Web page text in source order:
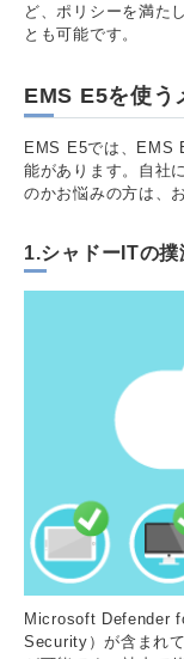
ど、ポリシーを満た
とも可能です。
EMS E5を使う
EMS E5では、EMS
能があります。自社
のかお悩みの方は、
1.シャドーITの撲
Microsoft Defender
Security）が含まれ